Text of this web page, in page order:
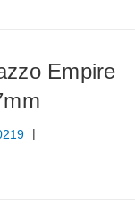
Empire
|